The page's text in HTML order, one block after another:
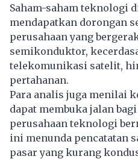
Saham-saham teknologi
mendapatkan dorongan
perusahaan yang
semikonduktor,
telekomunikasi satelit,
pertahanan.
Para analis juga menilai
dapat membuka jalan
perusahaan teknologi
ini menunda pencatatan
pasar yang kurang